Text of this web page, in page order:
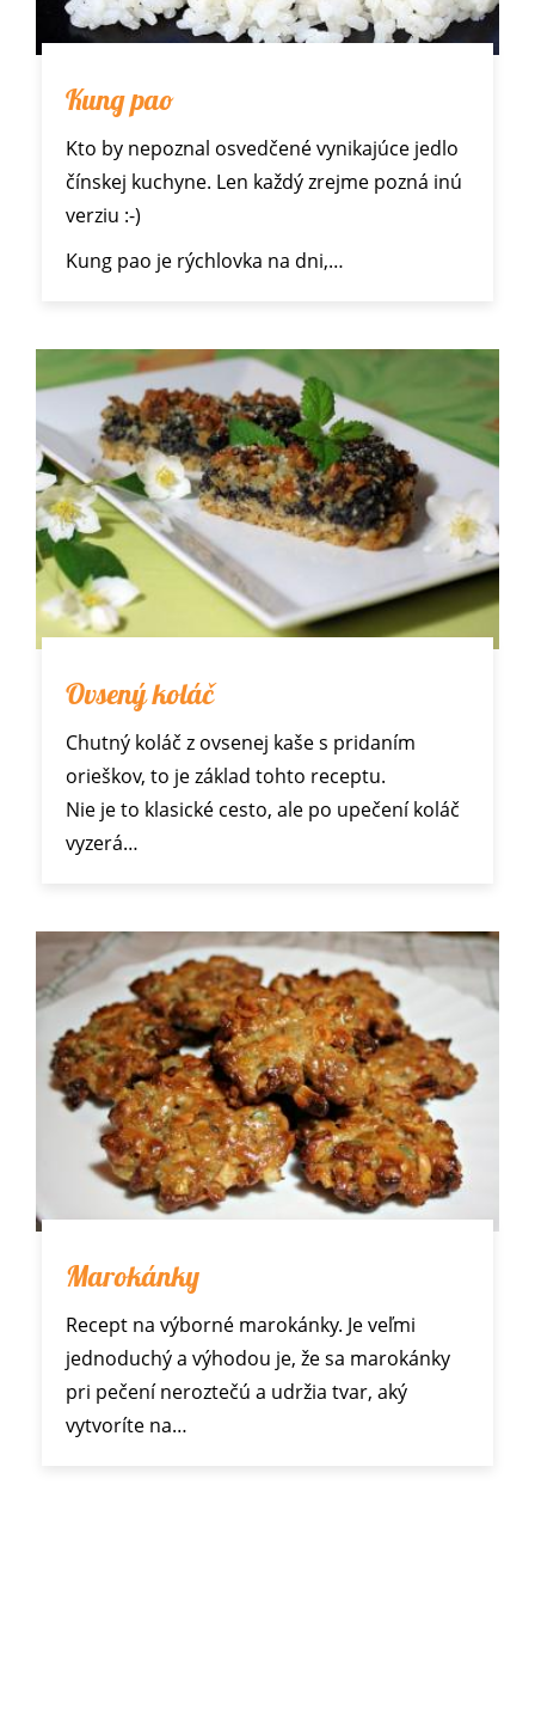
Kung pao
Kto by nepoznal osvedčené vynikajúce jedlo
čínskej kuchyne. Len každý zrejme pozná inú
verziu :-)
Kung pao je rýchlovka na dni,…
Ovsený koláč
Chutný koláč z ovsenej kaše s pridaním
orieškov, to je základ tohto receptu.
Nie je to klasické cesto, ale po upečení koláč
vyzerá…
Marokánky
Recept na výborné marokánky. Je veľmi
jednoduchý a výhodou je, že sa marokánky
pri pečení neroztečú a udržia tvar, aký
vytvoríte na…